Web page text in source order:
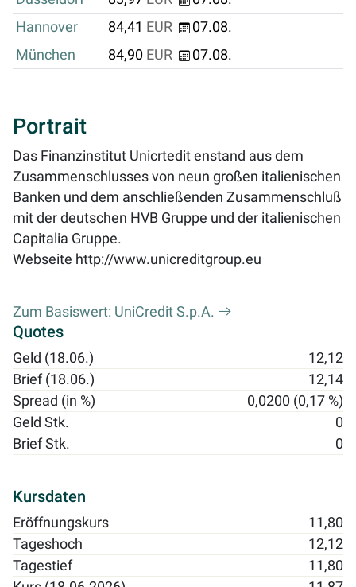
Hannover
84,41 EUR
07.08.
München
84,90 EUR 07.08.
Portrait
Das Finanzinstitut Unicrtedit enstand aus dem
Zusammenschlusses von neun großen italienischen
Banken und dem anschließenden Zusammenschluß
mit der deutschen HVB Gruppe und der italienischen
Capitalia Gruppe.
Webseite http://www.unicreditgroup.eu
Zum Basiswert: UniCredit S.p.A.
Quotes
Geld (18.06.)
12,12
Brief (18.06.)
12,14
Spread (in %)
0,0200 (0,17 %)
Geld Stk.
0
Brief Stk.
0
Kursdaten
Eröffnungskurs
11,80
Tageshoch
12,12
Tagestief
11,80